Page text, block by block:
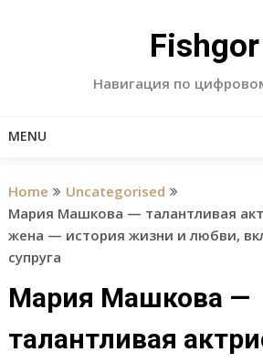
Fishgor
Навигация по
MENU
Home
Uncategorised
Мария Машкова — талантливая
жена — история жизни и любви,
супруга
Мария Машкова —
талантливая